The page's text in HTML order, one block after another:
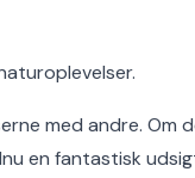
med andre. Om
en fantastisk